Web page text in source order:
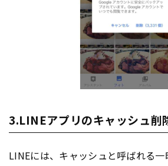
3.LINEアプリのキャッシュ削
LINEには、キャッシュと呼ばれる